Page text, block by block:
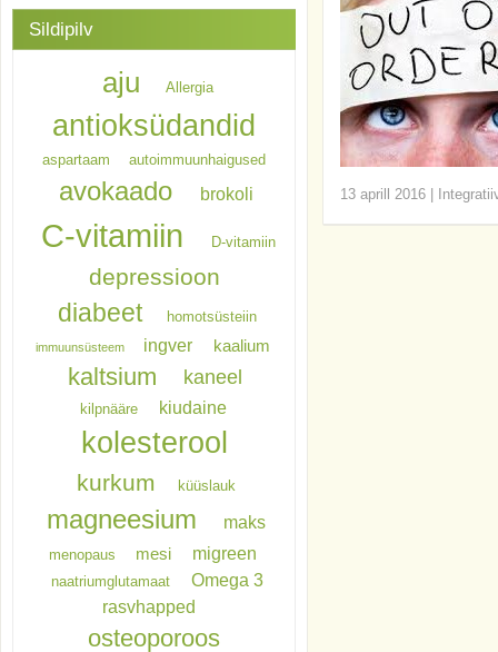
13 aprill 2016
Sildipilv
aju Allergia
antioksüdandid
aspartaam autoimmuunhaigused
avokaado brokoli
C-vitamiin D-vitamiin
depressioon
diabeet homotsüsteiin
immuunsüsteem ingver kaalium
kaltsium kaneel
kilpnääre kiudaine
kolesterool
kurkum küüslauk
magneesium maks
menopaus mesi migreen
naatriumglutamaat
Omega 3
rasvhapped
osteoporoos